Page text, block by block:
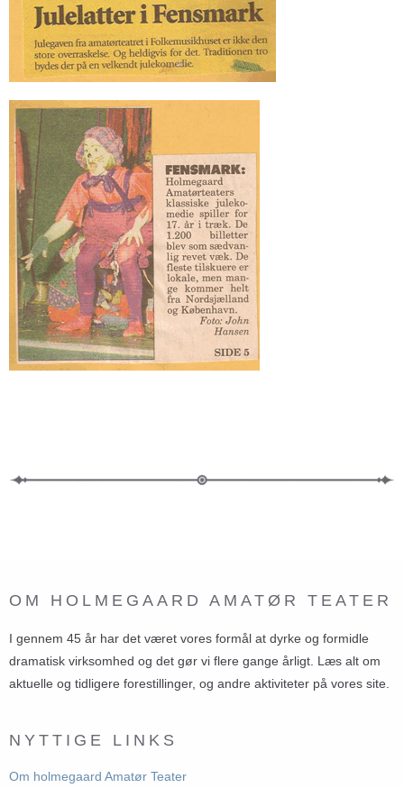
OM HOLMEGAARD AMATØR TEATER
I gennem 45 år har det været vores formål at dyrke og formidle
dramatisk virksomhed og det gør vi flere gange årligt. Læs alt om
aktuelle og tidligere forestillinger, og andre aktiviteter på vores site.
NYTTIGE LINKS
Om holmegaard Amatør Teater